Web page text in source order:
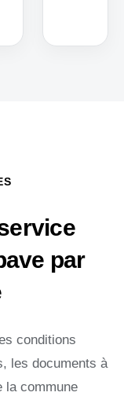
par
conditions
les documents à
la commune